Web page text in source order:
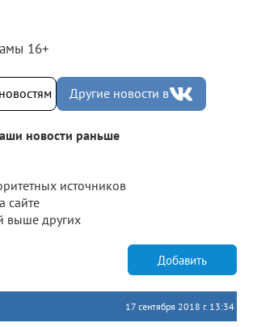
16+
Другие новости в
новости раньше
источников
сайте
выше других
Добавить
17 сентября 2018 г. 13:34